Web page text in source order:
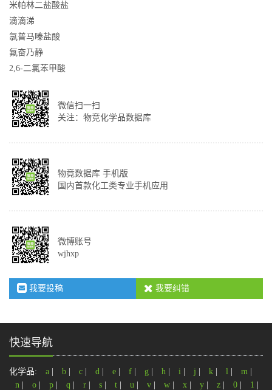
米帕林二盐酸盐
滴滴涕
氯普马嗪盐酸
氟奋乃静
2,6-二氯苯甲酸
微信扫一扫
关注：物竞化学品数据库
物竟数据库 手机版
国内首款化工类专业手机应用
微博账号
wjhxp
我要投稿 我要纠错
快速导航
化学品: a b c d e f g h i j k l m
n
o p q r s t u v w x y z 0 1